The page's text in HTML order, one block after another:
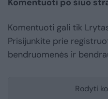
Komentuoti po šiuo
Komentuoti gali tik
Prisijunkite prie
bendruomenės ir
Rodyti